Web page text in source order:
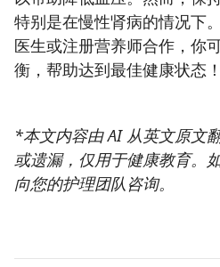
特别是在慢性肾病的情况下
医生或注册营养师合作，你
衡，帮助达到最佳健康状态！
*本文内容由 AI 从英文原文
或遗漏，仅用于健康教育。
向您的护理团队咨询。